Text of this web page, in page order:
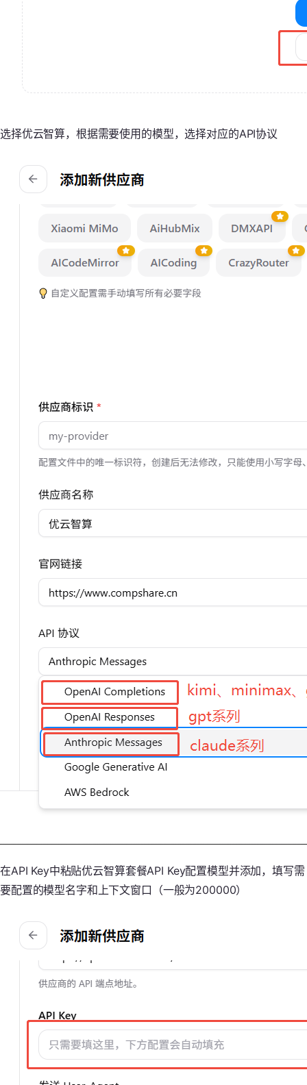
选择优云智算，根据需要使用的模型，选择对应的API协议
在API Key中粘贴优云智算套餐API Key配置模型并添加，填写需
要配置的模型名字和上下文窗口（一般为200000）